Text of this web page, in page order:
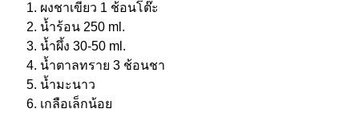
ผงชาเขียว 1 ช้อนโต๊ะ
น้ำร้อน 250 ml.
น้ำผึ้ง 30-50 ml.
น้ำตาลทราย 3 ช้อนชา
น้ำมะนาว
เกลือเล็กน้อย